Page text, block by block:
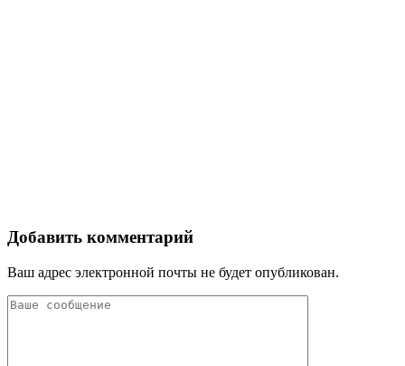
Добавить комментарий
Ваш адрес электронной почты не будет опубликован.